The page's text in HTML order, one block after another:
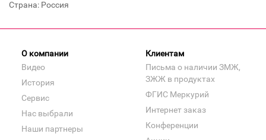
Страна: Россия
О компании
Видео
История
Сервис
Нас выбрали
Наши партнеры
Клиентам
Письма о наличии ЗМЖ,
ЗЖЖ в продуктах
ФГИС Меркурий
Интернет заказ
Конференции